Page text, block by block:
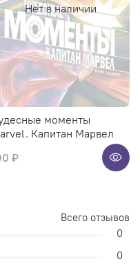
Нет в наличии
моменты
Капитан Марвел
₽
Всего отзывов
0
0